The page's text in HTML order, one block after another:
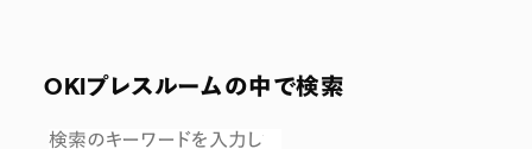
OKIプレスルームの中で検索